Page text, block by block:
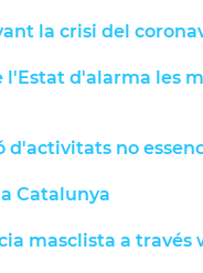
la crisi del
d'alarma les
no
Catalunya
masclista a través